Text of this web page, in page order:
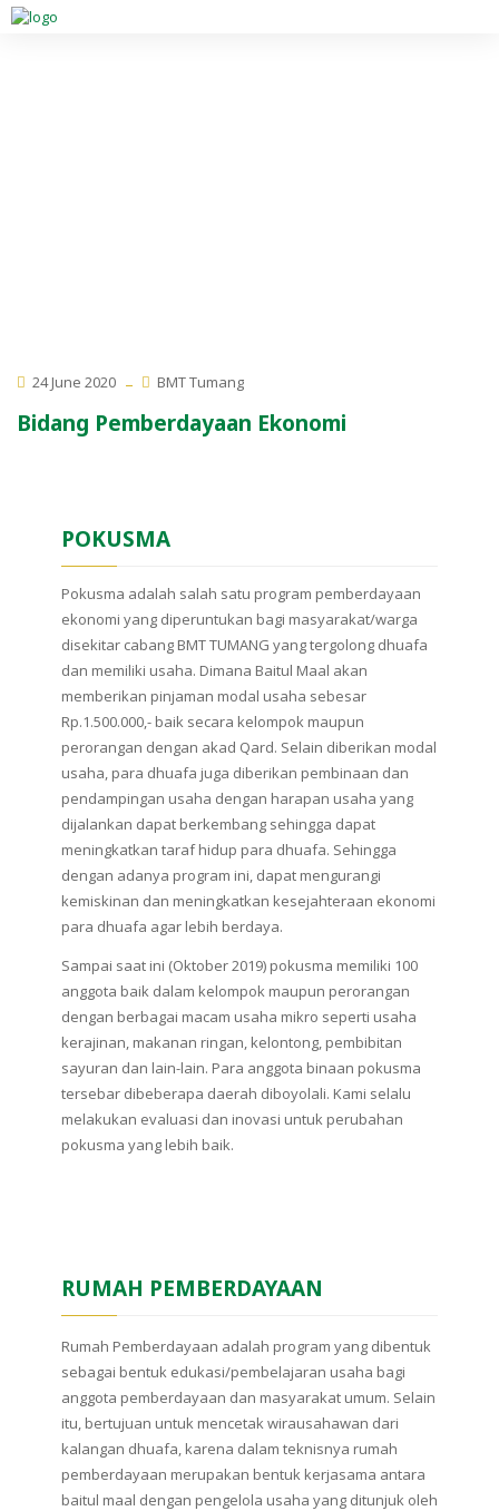
24 June 2020 BMT Tumang
Bidang Pemberdayaan Ekonomi
POKUSMA
Pokusma adalah salah satu program pemberdayaan
ekonomi yang diperuntukan bagi masyarakat/warga
disekitar cabang BMT TUMANG yang tergolong dhuafa
dan memiliki usaha. Dimana Baitul Maal akan
memberikan pinjaman modal usaha sebesar
Rp.1.500.000,- baik secara kelompok maupun
perorangan dengan akad Qard. Selain diberikan modal
usaha, para dhuafa juga diberikan pembinaan dan
pendampingan usaha dengan harapan usaha yang
dijalankan dapat berkembang sehingga dapat
meningkatkan taraf hidup para dhuafa. Sehingga
dengan adanya program ini, dapat mengurangi
kemiskinan dan meningkatkan kesejahteraan ekonomi
para dhuafa agar lebih berdaya.
Sampai saat ini (Oktober 2019) pokusma memiliki 100
anggota baik dalam kelompok maupun perorangan
dengan berbagai macam usaha mikro seperti usaha
kerajinan, makanan ringan, kelontong, pembibitan
sayuran dan lain-lain. Para anggota binaan pokusma
tersebar dibeberapa daerah diboyolali. Kami selalu
melakukan evaluasi dan inovasi untuk perubahan
pokusma yang lebih baik.
RUMAH PEMBERDAYAAN
Rumah Pemberdayaan adalah program yang dibentuk
sebagai bentuk edukasi/pembelajaran usaha bagi
anggota pemberdayaan dan masyarakat umum. Selain
itu, bertujuan untuk mencetak wirausahawan dari
kalangan dhuafa, karena dalam teknisnya rumah
pemberdayaan merupakan bentuk kerjasama antara
baitul maal dengan pengelola usaha yang ditunjuk oleh